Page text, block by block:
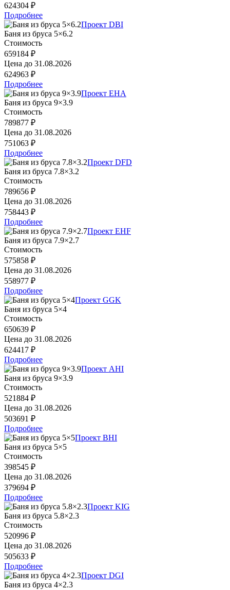
624304 ₽
Подробнее
Проект DBI
Баня из бруса 5×6.2
Стоимость
659184 ₽
Цена до 31.08.2026
624963 ₽
Подробнее
Проект EHA
Баня из бруса 9×3.9
Стоимость
789877 ₽
Цена до 31.08.2026
751063 ₽
Подробнее
Проект DFD
Баня из бруса 7.8×3.2
Стоимость
789656 ₽
Цена до 31.08.2026
758443 ₽
Подробнее
Проект EHF
Баня из бруса 7.9×2.7
Стоимость
575858 ₽
Цена до 31.08.2026
558977 ₽
Подробнее
Проект GGK
Баня из бруса 5×4
Стоимость
650639 ₽
Цена до 31.08.2026
624417 ₽
Подробнее
Проект AHI
Баня из бруса 9×3.9
Стоимость
521884 ₽
Цена до 31.08.2026
503691 ₽
Подробнее
Проект BHI
Баня из бруса 5×5
Стоимость
398545 ₽
Цена до 31.08.2026
379694 ₽
Подробнее
Проект KIG
Баня из бруса 5.8×2.3
Стоимость
520996 ₽
Цена до 31.08.2026
505633 ₽
Подробнее
Проект DGI
Баня из бруса 4×2.3